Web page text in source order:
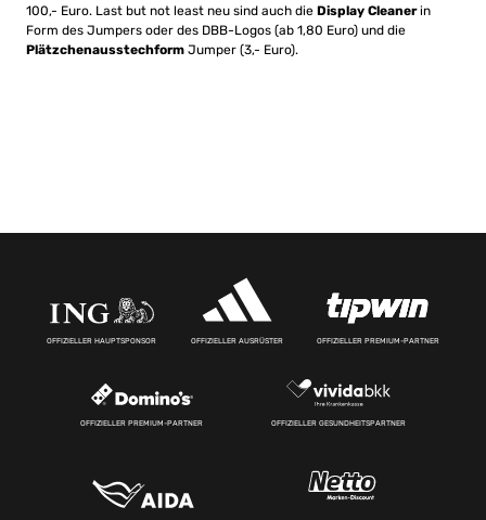
100,- Euro. Last but not least neu sind auch die Display Cleanerin
Form des Jumpers oder des DBB-Logos (ab 1,80 Euro) und die
Plätzchenausstechform Jumper (3,- Euro).
OFFIZIELLER HAUPTSPONSOR OFFIZIELLER AUSRÜSTER OFFIZIELLER PREMIUM-PARTNER
OFFIZIELLER PREMIUM-PARTNER OFFIZIELLER GESUNDHEITSPARTNER